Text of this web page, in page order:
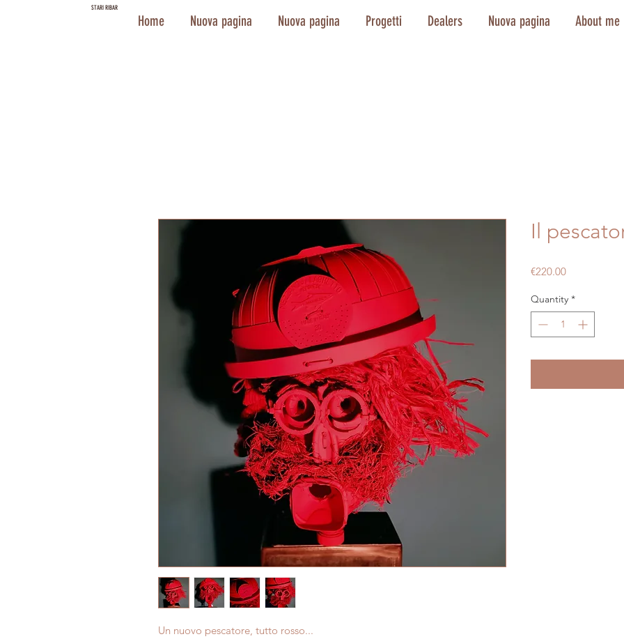
STARI RIBAR
Home Nuova pagina Nuova pagina Progetti Dealers Nuova pagina About me
Un nuovo pescatore, tutto rosso...
Il
€220.00Price
Quantity *